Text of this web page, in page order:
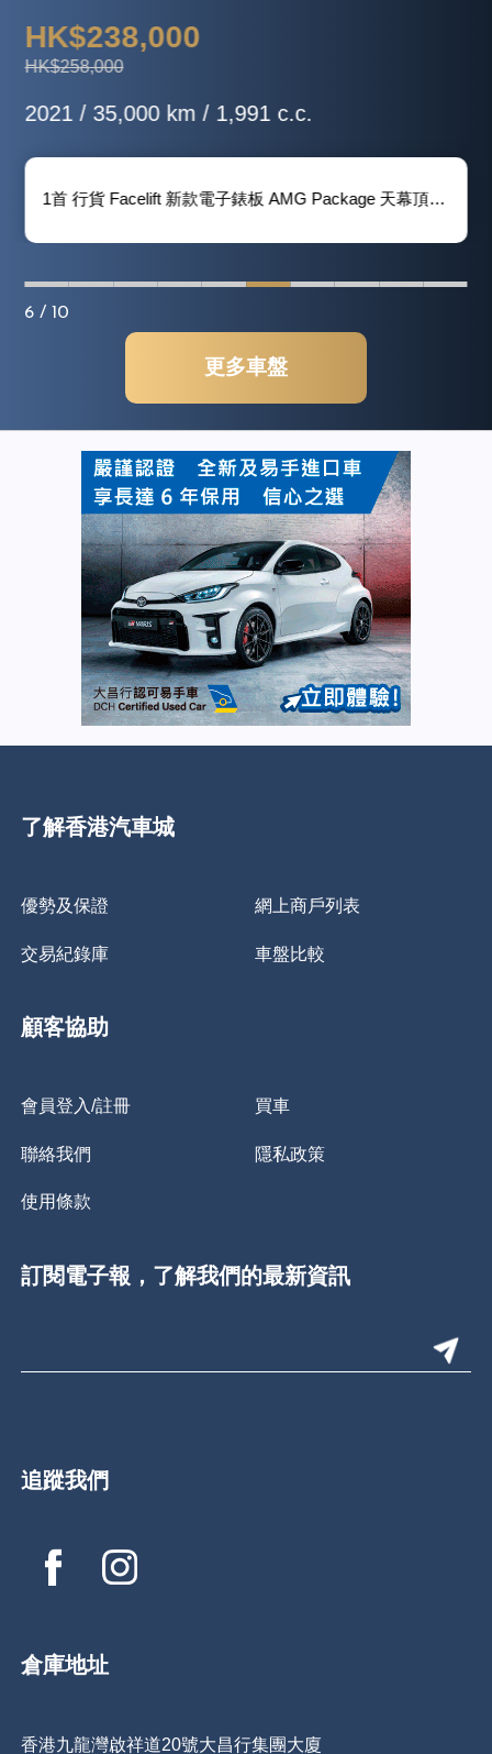
HK$238,000
HK$258,000
2021 / 35,000 km / 1,991 c.c.
1首 行貨 Facelift 新款電子錶板 AMG Package 天幕頂 腳踢電尾冚 三記憶電座 Keyless 9-Tronic波箱 Carplay 後波鏡頭
6 / 10
更多車盤
了解香港汽車城
優勢及保證 網上商戶列表
交易紀錄庫 車盤比較
顧客協助
會員登入/註冊 買車
聯絡我們 隱私政策
使用條款
訂閱電子報，了解我們的最新資訊
追蹤我們
倉庫地址
香港九龍灣啟祥道20號大昌行集團大廈